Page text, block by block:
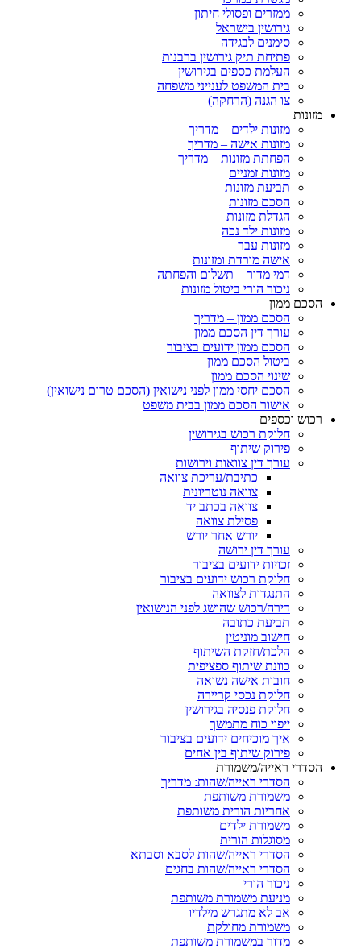
ממזרים ופסולי חיתון
גירושין בישראל
סימנים לבגידה
פתיחת תיק גירושין ברבנות
העלמת כספים בגירושין
בית המשפט לענייני משפחה
צו הגנה (הרחקה)
מזונות ילדים – מדריך
מזונות אישה – מדריך
הפחתת מזונות – מדריך
מזונות זמניים
תביעת מזונות
הסכם מזונות
הגדלת מזונות
מזונות ילד נכה
מזונות עבר
אישה מורדת ומזונות
דמי מדור – תשלום והפחתה
ניכור הורי ביטול מזונות
ממון
הסכם ממון – מדריך
עורך דין הסכם ממון
הסכם ממון ידועים בציבור
ביטול הסכם ממון
שינוי הסכם ממון
הסכם יחסי ממון לפני נישואין (הסכם טרום נישואין)
אישור הסכם ממון בבית משפט
וכספים
חלוקת רכוש בגירושין
פירוק שיתוף
עורך דין צוואות וירושות
כתיבת/עריכת צוואה
צוואה נוטריונית
צוואה בכתב יד
פסילת צוואה
יורש אחר יורש
עורך דין ירושה
זכויות ידועים בציבור
חלוקת רכוש ידועים בציבור
התנגדות לצוואה
דירה/רכוש שהושג לפני הנישואין
תביעת כתובה
חישוב מוניטין
הלכת/חזקת השיתוף
כוונת שיתוף ספציפית
חובות אישה נשואה
חלוקת נכסי קריירה
חלוקת פנסיה בגירושין
ייפוי כוח מתמשך
איך מוכיחים ידועים בציבור
פירוק שיתוף בין אחים
ראייה/משמורת
הסדרי ראייה/שהות: מדריך
משמורת משותפת
אחריות הורית משותפת
משמורת ילדים
מסוגלות הורית
הסדרי ראייה/שהות לסבא וסבתא
הסדרי ראייה/שהות בחגים
ניכור הורי
מניעת משמורת משותפת
אב לא מתגרש מילדיו
משמורת מחולקת
מדור במשמורת משותפת